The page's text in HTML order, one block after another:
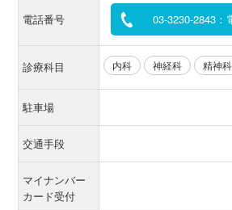
電話番号 03-3230-2843：
診療科目 内科 神経科 精神科
駐車場
交通手段
マイナンバー
カード受付